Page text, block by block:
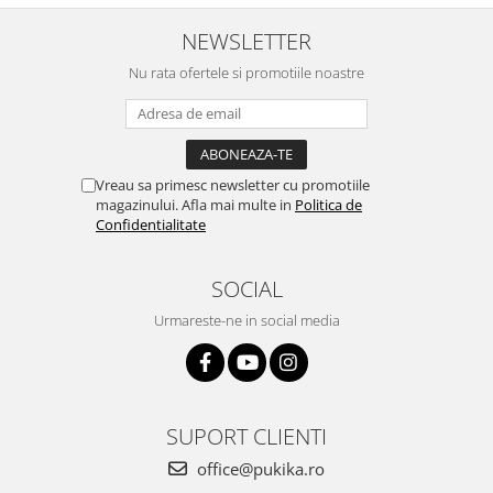
NEWSLETTER
Nu rata ofertele si promotiile noastre
Vreau sa primesc newsletter cu promotiile
magazinului. Afla mai multe in Politica de
Confidentialitate
SOCIAL
Urmareste-ne in social media
SUPORT CLIENTI
office@pukika.ro